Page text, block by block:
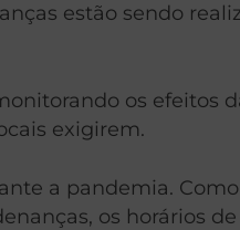
estão sendo
os efeitos
exigirem.
a pandemia.
os horários